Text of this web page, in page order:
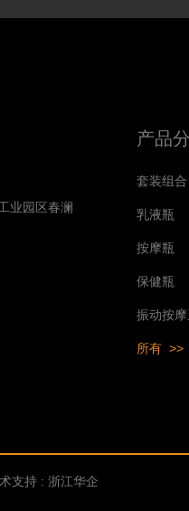
业园区春澜
产品
套装组合
乳液瓶
按摩瓶
保健瓶
振动按
所有 >>
支持 : 浙江华企